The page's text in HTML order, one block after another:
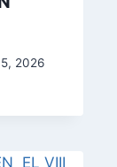
2026